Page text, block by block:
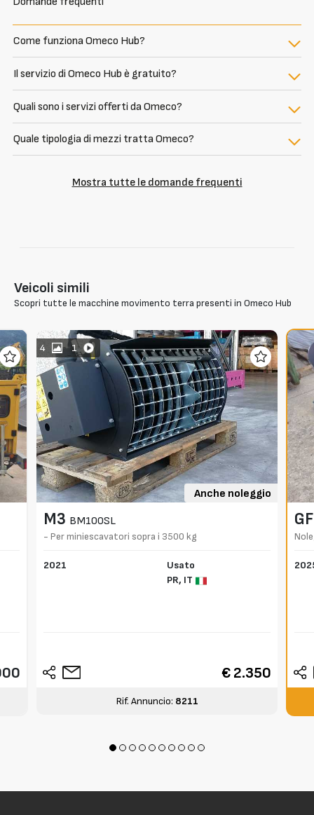
Come funziona Omeco Hub?
Il servizio di Omeco Hub è gratuito?
Quali sono i servizi offerti da Omeco?
Quale tipologia di mezzi tratta Omeco?
Mostra tutte le domande frequenti
Veicoli simili
Scopri tutte le macchine movimento terra presenti in Omeco Hub
4 1
Anche noleggio
M3 BM100SL
- Per miniescavatori sopra i 3500 kg
2021
Usato
PR, IT
€ 2.350
Rif. Annuncio: 8211